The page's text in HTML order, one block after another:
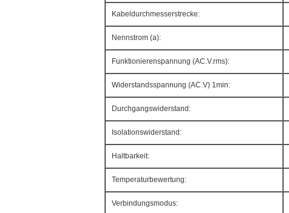
Kabeldurchmesserstrecke:
Nennstrom (a):
Funktionierenspannung (AC.V.rms):
Widerstandsspannung (AC.V) 1min:
Durchgangswiderstand:
Isolationswiderstand:
Haltbarkeit:
Temperaturbewertung:
Verbindungsmodus: